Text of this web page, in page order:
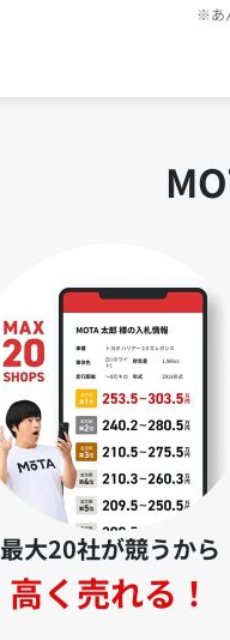
※あ
最大20社が競うから
高く売れる！